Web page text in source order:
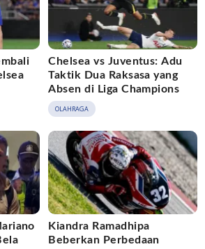
Chelsea vs Juventus: Adu
Taktik Dua Raksasa yang
Absen di Liga Champions
OLAHRAGA
Kiandra Ramadhipa
Beberkan Perbedaan